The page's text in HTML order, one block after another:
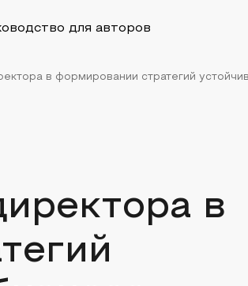
для авторов
в формировании стратегий
в